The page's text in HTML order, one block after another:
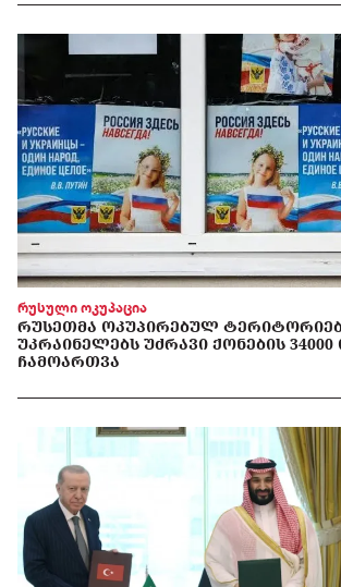
რუსული ოკუპაცია
ᲠᲣᲡᲔᲗᲛᲐ ᲝᲙᲣᲞᲘᲠᲔᲑᲣᲚ
ᲣᲙᲠᲐᲘᲜᲔᲚᲔᲑᲡ ᲣᲫᲠᲐᲕᲘ ᲥᲝᲜᲔᲑᲘᲡ
ᲩᲐᲛᲝᲐᲠᲗᲕᲐ